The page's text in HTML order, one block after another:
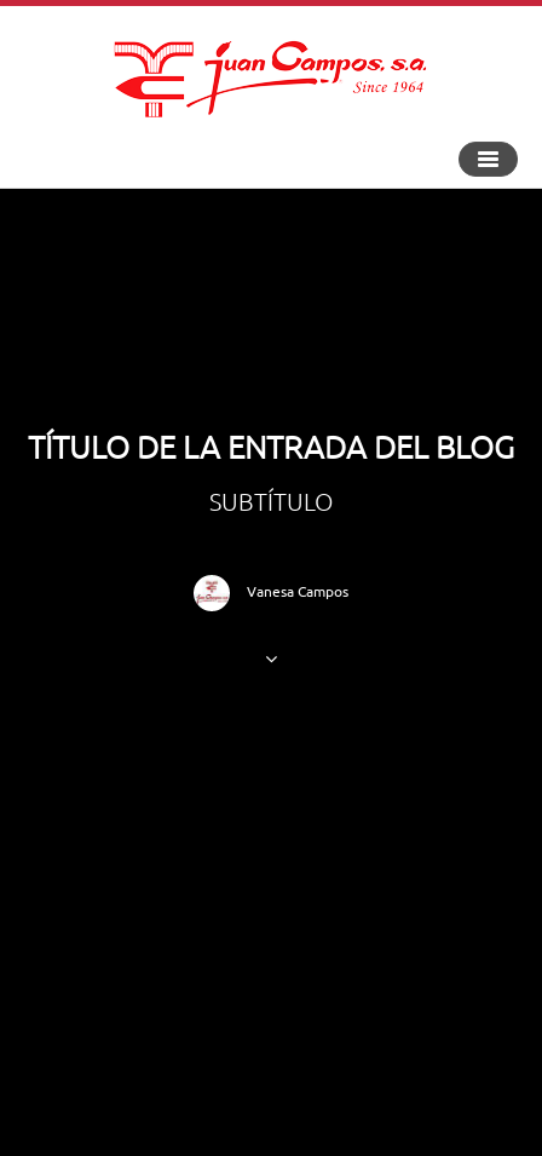
Toggle
TÍTULO DE LA ENTRADA DEL BLOG
SUBTÍTULO
Vanesa Campos